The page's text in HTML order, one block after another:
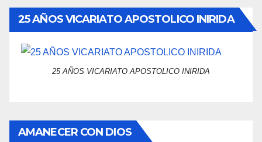
25 AÑOS VICARIATO APOSTOLICO INIRIDA
25 AÑOS VICARIATO APOSTOLICO INIRIDA
AMANECER CON DIOS